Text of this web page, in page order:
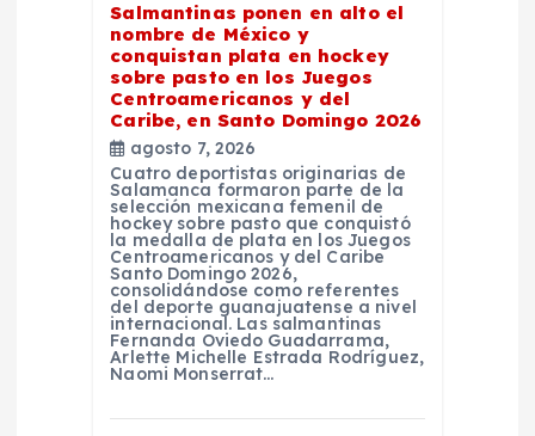
Salmantinas ponen en alto el
nombre de México y
conquistan plata en hockey
sobre pasto en los Juegos
Centroamericanos y del
Caribe, en Santo Domingo 2026
agosto 7, 2026
Cuatro deportistas originarias de
Salamanca formaron parte de la
selección mexicana femenil de
hockey sobre pasto que conquistó
la medalla de plata en los Juegos
Centroamericanos y del Caribe
Santo Domingo 2026,
consolidándose como referentes
del deporte guanajuatense a nivel
internacional. Las salmantinas
Fernanda Oviedo Guadarrama,
Arlette Michelle Estrada Rodríguez,
Naomi Monserrat…